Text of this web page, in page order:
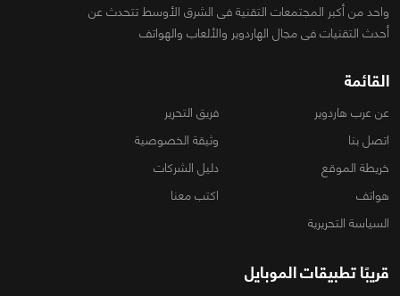
واحد من أكبر المجتمعات التقنية فى الشرق الأوسط تتحدث عن
أحدث التقنيات فى مجال الهاردوير والألعاب والهواتف
القائمة
عن عرب هاردوير
فريق التحرير
اتصل بنا
وثيقة الخصوصية
خريطة الموقع
دليل الشركات
هواتف
اكتب معنا
السياسة التحريرية
قريبًا تطبيقات الموبايل